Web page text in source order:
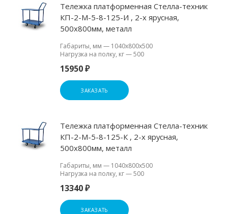
Тележка платформенная Стелла-техник
КП-2-М-5-8-125-И , 2-х ярусная,
500х800мм, металл
Габариты, мм — 1040х800х500
Нагрузка на полку, кг—500
15950 ₽
ЗАКАЗАТЬ
Тележка платформенная Стелла-техник
КП-2-М-5-8-125-К , 2-х ярусная,
500х800мм, металл
Габариты, мм — 1040х800х500
Нагрузка на полку, кг—500
13340 ₽
ЗАКАЗАТЬ